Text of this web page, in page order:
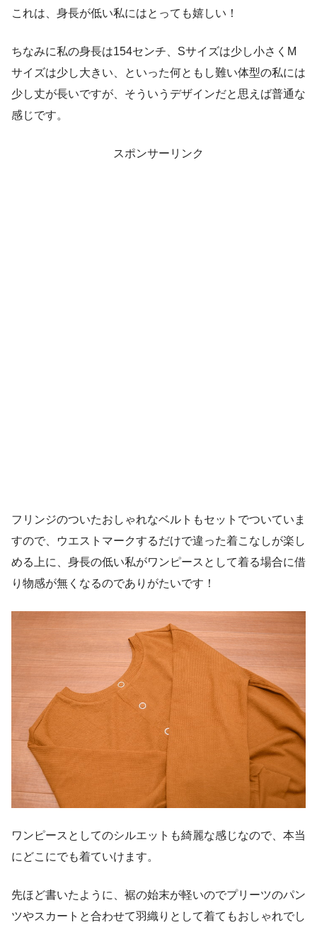
これは、身長が低い私にはとっても嬉しい！
ちなみに私の身長は154センチ、Sサイズは少し小さくM
サイズは少し大きい、といった何ともし難い体型の私には
少し丈が長いですが、そういうデザインだと思えば普通な
感じです。
スポンサーリンク
フリンジのついたおしゃれなベルトもセットでついていま
すので、ウエストマークするだけで違った着こなしが楽し
める上に、身長の低い私がワンピースとして着る場合に借
り物感が無くなるのでありがたいです！
ワンピースとしてのシルエットも綺麗な感じなので、本当
にどこにでも着ていけます。
先ほど書いたように、 裾の始末が軽いのでプリーツのパン
ツやスカートと合わせて羽織り として着てもおしゃれでし